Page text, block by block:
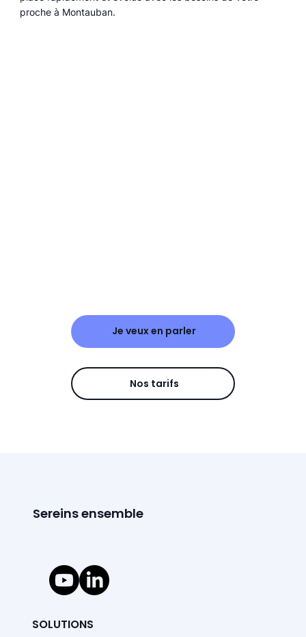
Je veux en parler
Nos tarifs
proche à Montauban.
Sereins ensemble
SOLUTIONS